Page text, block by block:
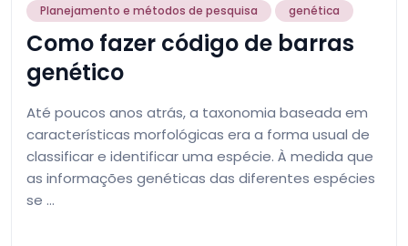
Planejamento e métodos de pesquisa
genética
Como fazer código de barras
genético
Até poucos anos atrás, a taxonomia baseada em
características morfológicas era a forma usual de
classificar e identificar uma espécie. À medida que
as informações genéticas das diferentes espécies
se …